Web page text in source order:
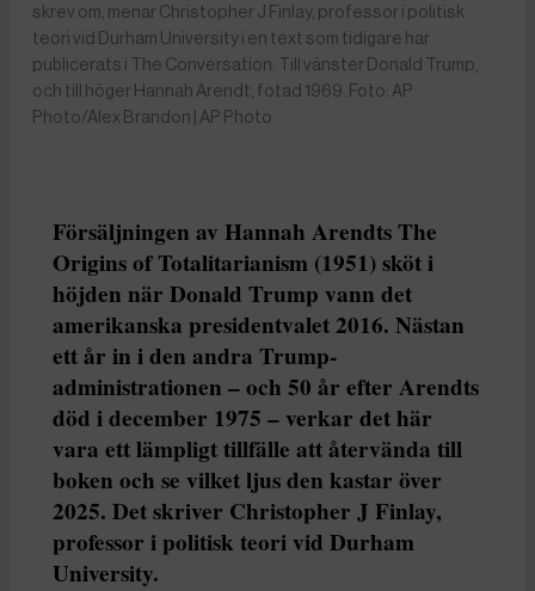
skrev om, menar Christopher J Finlay, professor i politisk
teori vid Durham University i en text som tidigare har
publicerats i The Conversation. Till vänster Donald Trump,
och till höger Hannah Arendt, fotad 1969. Foto: AP
Photo/Alex Brandon | AP Photo
Försäljningen av Hannah Arendts The
Origins of Totalitarianism (1951) sköt i
höjden när Donald Trump vann det
amerikanska presidentvalet 2016. Nästan
ett år in i den andra Trump-
administrationen – och 50 år efter Arendts
död i december 1975 – verkar det här
vara ett lämpligt tillfälle att återvända till
boken och se vilket ljus den kastar över
2025. Det skriver Christopher J Finlay,
professor i politisk teori vid Durham
University.